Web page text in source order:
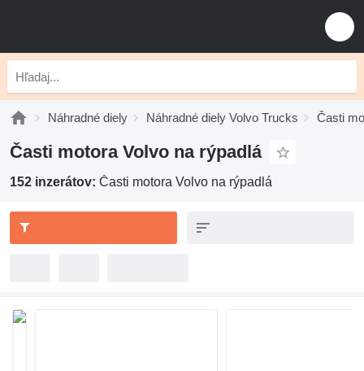
Náhradné diely Náhradné diely Volvo Trucks Časti
Časti motora Volvo na rýpadlá
152 inzerátov: Časti motora Volvo na rýpadlá